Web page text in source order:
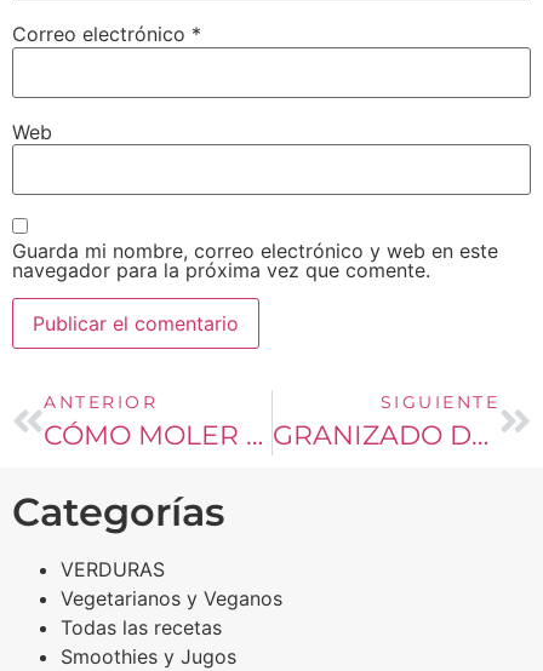
Correo electrónico *
Web
Guarda mi nombre, correo electrónico y web en este
navegador para la próxima vez que comente.
ANTERIOR
CÓMO MOLER CAFÉ EN GRANO
SIGUIENTE
GRANIZADO DE CAFÉ
Categorías
VERDURAS
Vegetarianos y Veganos
Todas las recetas
Smoothies y Jugos